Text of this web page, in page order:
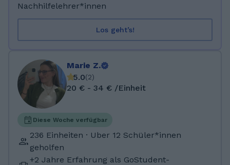
das 2. Staatsexamen für Lehrkräfte an
Grundschulen abgelegt. Seitdem arbeite ich
als Lehrerin an einer Grundschule. Während
Nachhilfe gegeben und an verschiedenen
Förderprogrammen teilgenommen. In meinem
Referendariat und als Lehrerin konnte ich
zudem weitere wertvolle Erfahrungen
sammeln.
Nachhilfelehrer*innen
Los geht’s!
Marie Z.
5.0(2)
20 € - 34 € /Einheit
Diese Woche verfügbar
236 Einheiten · Uber 12 Schüler*innen
geholfen
+2 Jahre Erfahrung als GoStudent-